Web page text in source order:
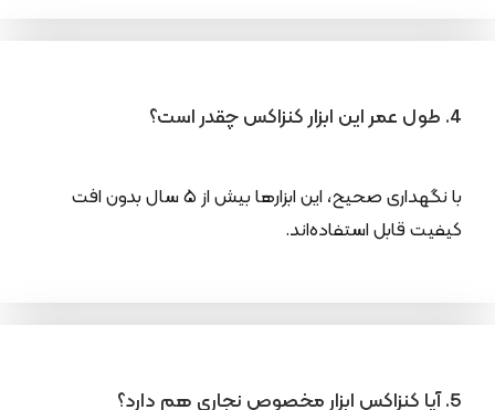
4. طول عمر این ابزار کنزاکس چقدر است؟
با نگهداری صحیح، این ابزارها بیش از ۵ سال بدون افت
کیفیت قابل استفاده‌اند.
5. آیا کنزاکس ابزار مخصوص نجاری هم دارد؟